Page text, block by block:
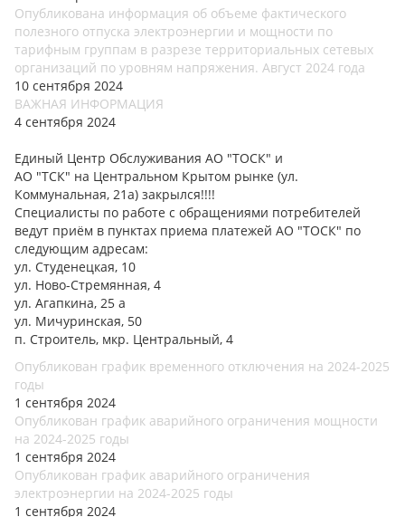
Опубликована информация об объеме фактического
полезного отпуска электроэнергии и мощности по
тарифным группам в разрезе территориальных сетевых
организаций по уровням напряжения. Август 2024 года
10 сентября 2024
ВАЖНАЯ ИНФОРМАЦИЯ
4 сентября 2024
Единый Центр Обслуживания АО "ТОСК" и
АО "ТСК" на Центральном Крытом рынке (ул.
Коммунальная, 21а) закрылся!!!!
Специалисты по работе с обращениями потребителей
ведут приём в пунктах приема платежей АО "ТОСК" по
следующим адресам:
ул. Студенецкая, 10
ул. Ново-Стремянная, 4
ул. Агапкина, 25 а
ул. Мичуринская, 50
п. Строитель, мкр. Центральный, 4
Опубликован график временного отключения на 2024-2025
годы
1 сентября 2024
Опубликован график аварийного ограничения мощности
на 2024-2025 годы
1 сентября 2024
Опубликован график аварийного ограничения
электроэнергии на 2024-2025 годы
1 сентября 2024